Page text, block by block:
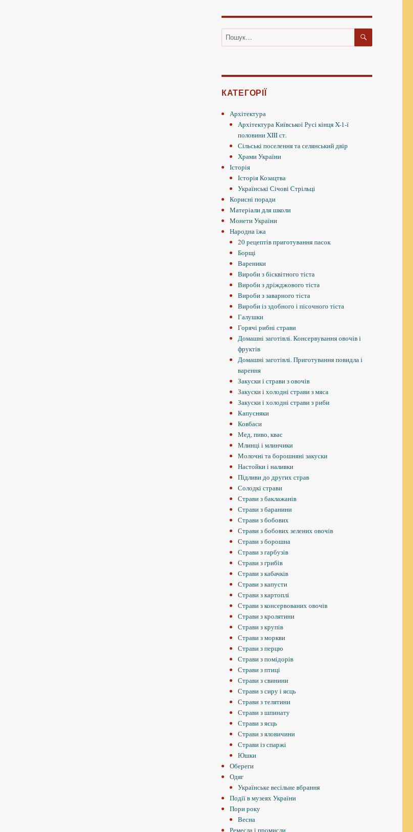
Пошук
за
ШУКАТИ
КАТЕГОРІЇ
Архітектура
Архітектура Київської Русі кінця X-1-ї
половини XIII ст.
Сільські поселення та селянський двір
Храми України
Історія
Історія Козацтва
Українські Січові Стрільці
Корисні поради
Матеріали для школи
Монети України
Народна їжа
20 рецептів приготування пасок
Борщі
Вареники
Вироби з бісквітного тіста
Вироби з дріжджового тіста
Вироби з заварного тіста
Вироби із здобного і пісочного тіста
Галушки
Горячі рибні страви
Домашні заготівлі. Консервування овочів і
фруктів
Домашні заготівлі. Приготування повидла і
варення
Закуски і страви з овочів
Закуски і холодні страви з мяса
Закуски і холодні страви з риби
Капусняки
Ковбаси
Мед, пиво, квас
Млинці і млинчики
Молочні та борошняні закуски
Настойки і наливки
Підливи до других страв
Солодкі страви
Страви з баклажанів
Страви з баранини
Страви з бобових
Страви з бобових зелених овочів
Страви з борошна
Страви з гарбузів
Страви з грибів
Страви з кабачків
Страви з капусти
Страви з картоплі
Страви з консервованих овочів
Страви з кролятини
Страви з крупів
Страви з моркви
Страви з перцю
Страви з помідорів
Страви з птиці
Страви з свинини
Страви з сиру і яєць
Страви з телятини
Страви з шпинату
Страви з яєць
Страви з яловичини
Страви із спаржі
Юшки
Обереги
Одяг
Українське весільне вбрання
Події в музеях України
Пори року
Весна
Ремесла і промисли